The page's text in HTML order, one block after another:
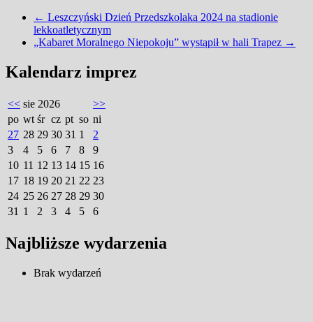
← Leszczyński Dzień Przedszkolaka 2024 na stadionie
lekkoatletycznym
„Kabaret Moralnego Niepokoju” wystąpił w hali Trapez →
Kalendarz imprez
<< sie 2026
>>
po wt śr cz pt so ni
27 28 29 30 31 1
2
3
4 5 6 7 8
9
10 11 12 13 14 15 16
17 18 19 20 21 22 23
24 25 26 27 28 29 30
31 1 2 3 4 5 6
Najbliższe wydarzenia
Brak wydarzeń